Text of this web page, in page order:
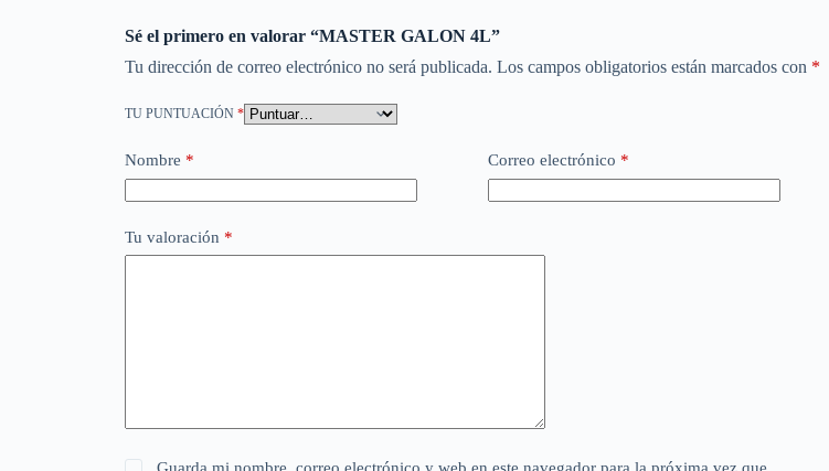
Sé el primero en valorar “MASTER GALON 4L”
Tu dirección de correo electrónico no será publicada. Los campos obligatorios están marcados con *
TU PUNTUACIÓN *
Nombre * Correo electrónico *
Tu valoración *